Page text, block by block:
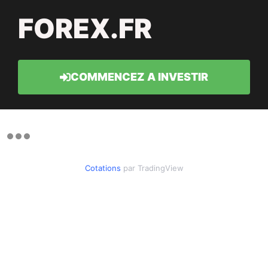
FOREX.FR
COMMENCEZ A INVESTIR
Cotations par TradingView